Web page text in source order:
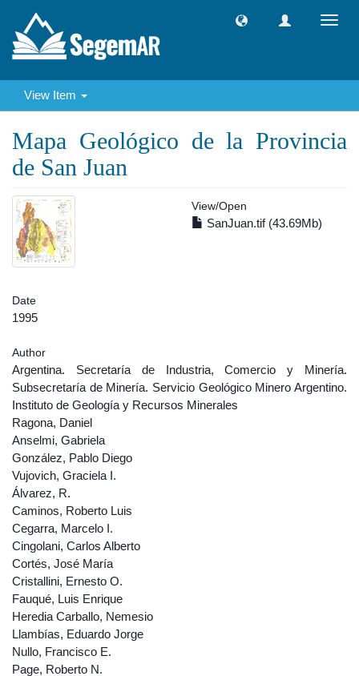
View Item
Mapa Geológico de la Provincia
de San Juan
View/Open
SanJuan.tif (43.69Mb)
Date
1995
Author
Argentina. Secretaría de Industria, Comercio y Minería.
Subsecretaría de Minería. Servicio Geológico Minero Argentino.
Instituto de Geología y Recursos Minerales
Ragona, Daniel
Anselmi, Gabriela
González, Pablo Diego
Vujovich, Graciela I.
Álvarez, R.
Caminos, Roberto Luis
Cegarra, Marcelo I.
Cingolani, Carlos Alberto
Cortés, José María
Cristallini, Ernesto O.
Fauqué, Luis Enrique
Heredia Carballo, Nemesio
Llambías, Eduardo Jorge
Nullo, Francisco E.
Page, Roberto N.